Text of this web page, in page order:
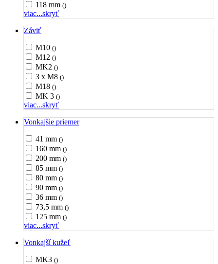
118 mm ()
viac...skryť
Záviť
M10 ()
M12 ()
MK2 ()
3 x M8 ()
M18 ()
MK 3 ()
viac...skryť
Vonkajšie priemer
41 mm ()
160 mm ()
200 mm ()
85 mm ()
80 mm ()
90 mm ()
36 mm ()
73,5 mm ()
125 mm ()
viac...skryť
Vonkajší kužeľ
MK3 ()